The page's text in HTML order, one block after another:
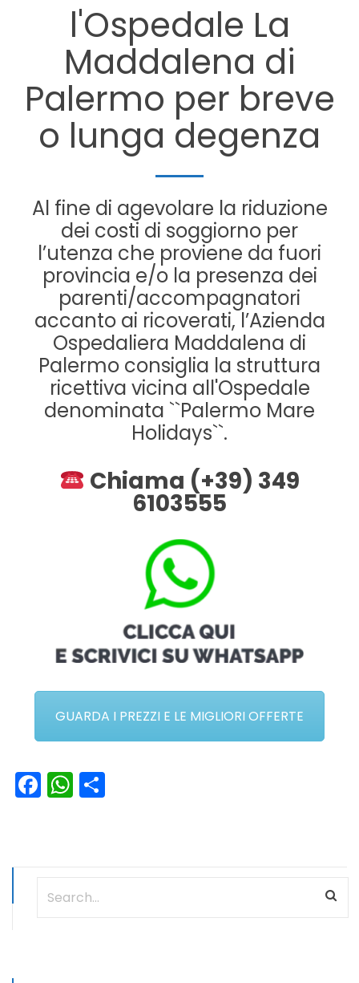
l'Ospedale La
Maddalena di
Palermo per breve
o lunga degenza
Al fine di agevolare la riduzione
dei costi di soggiorno per
l’utenza che proviene da fuori
provincia e/o la presenza dei
parenti/accompagnatori
accanto ai ricoverati, l’Azienda
Ospedaliera Maddalena di
Palermo consiglia la struttura
ricettiva vicina all'Ospedale
denominata ``Palermo Mare
Holidays``.
Chiama (+39) 349
6103555
GUARDA I PREZZI E LE MIGLIORI OFFERTE
Facebook
WhatsApp